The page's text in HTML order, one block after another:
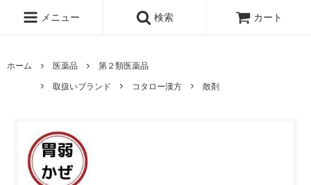
メニュー 検索 カート
ホーム 医薬品
第２類医薬品
取扱いブランド
コタロー漢方 散剤